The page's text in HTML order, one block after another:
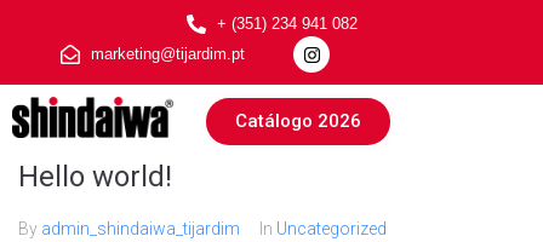
+ (351) 234 941 082
marketing@tijardim.pt
Catálogo 2026
Hello world!
By admin_shindaiwa_tijardim In Uncategorized